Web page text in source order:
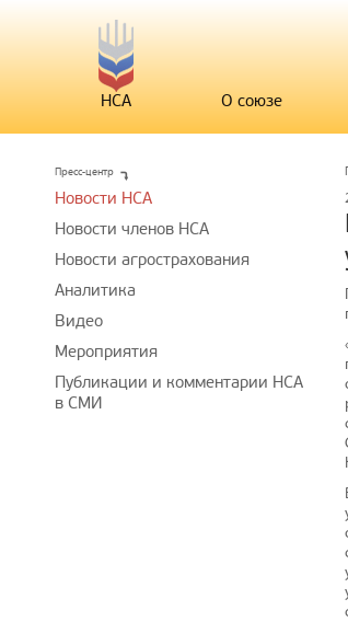
НСА О союзе
Пресс-центр
Новости НСА
Новости членов НСА
Новости агрострахования
Аналитика
Видео
Мероприятия
Публикации и комментарии НСА
в СМИ